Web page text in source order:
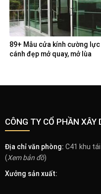
89+ Mẫu cửa kính cường lực
cánh đẹp mở quay, mở lùa
CÔNG TY CỔ PHẦN
Địa chỉ văn phòng: C41 khu
(Xem bản đồ)
Xưởng sản xuất: